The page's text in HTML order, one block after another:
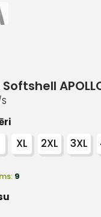
XL 2XL 3XL
9